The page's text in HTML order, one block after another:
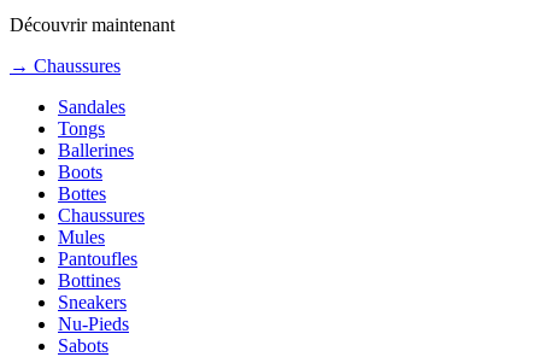
Découvrir maintenant
→ Chaussures
Sandales
Tongs
Ballerines
Boots
Bottes
Chaussures
Mules
Pantoufles
Bottines
Sneakers
Nu-Pieds
Sabots